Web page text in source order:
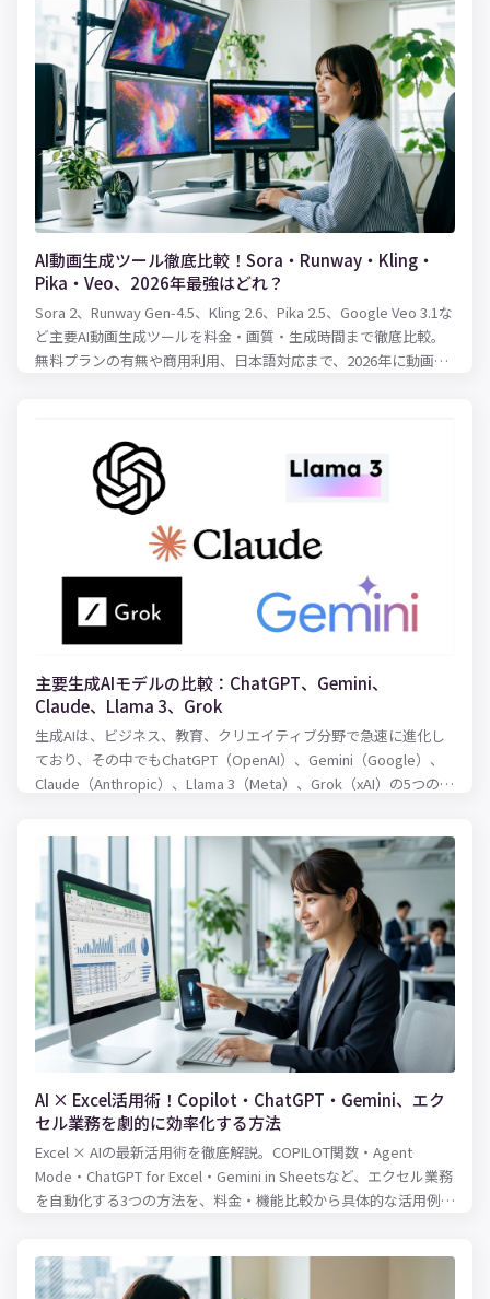
に務めるのは、およそ商品を扱う企業にとっては共通の使命とも
いえるのでしょう。 適性な在庫水準を保つために必要となるのが
在庫管理表です。 実際に、紙での在庫管理をしていることも少な
くないと思いますが、扱う商品などのアイテム数が多い場合、紙
の在庫管理表では管理しきれなくなる可能性も出てきます。そこ
で便利でかつ的確な在庫管理を可能にするのが、Excelです。 本記
事では、Excelを活用した在庫管理の方法について、在庫管理のや
り方、表の作り方、使える関数をまとめてご紹介します！
AI動画生成ツール徹底比較！Sora・Runway・Kling・
Pika・Veo、2026年最強はどれ？
Sora 2、Runway Gen-4.5、Kling 2.6、Pika 2.5、Google Veo 3.1な
ど主要AI動画生成ツールを料金・画質・生成時間まで徹底比較。
無料プランの有無や商用利用、日本語対応まで、2026年に動画制
主要生成AIモデルの比較：ChatGPT、Gemini、
Claude、Llama 3、Grok
生成AIは、ビジネス、教育、クリエイティブ分野で急速に進化し
ており、その中でもChatGPT（OpenAI）、Gemini（Google）、
Claude（Anthropic）、Llama 3（Meta）、Grok（xAI）の5つのモ
AI × Excel活用術！Copilot・ChatGPT・Gemini、エク
セル業務を劇的に効率化する方法
Excel × AIの最新活用術を徹底解説。COPILOT関数・Agent
Mode・ChatGPT for Excel・Gemini in Sheetsなど、エクセル業務
を自動化する3つの方法を、料金・機能比較から具体的な活用例ま